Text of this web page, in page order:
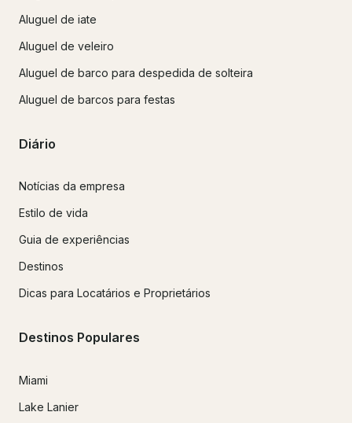
Aluguel de iate
Aluguel de veleiro
Aluguel de barco para despedida de solteira
Aluguel de barcos para festas
Diário
Notícias da empresa
Estilo de vida
Guia de experiências
Destinos
Dicas para Locatários e Proprietários
Destinos Populares
Miami
Lake Lanier